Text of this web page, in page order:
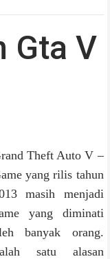
Gta V
Theft Auto V –
yang rilis tahun
masih menjadi
yang diminati
banyak orang.
satu alasan